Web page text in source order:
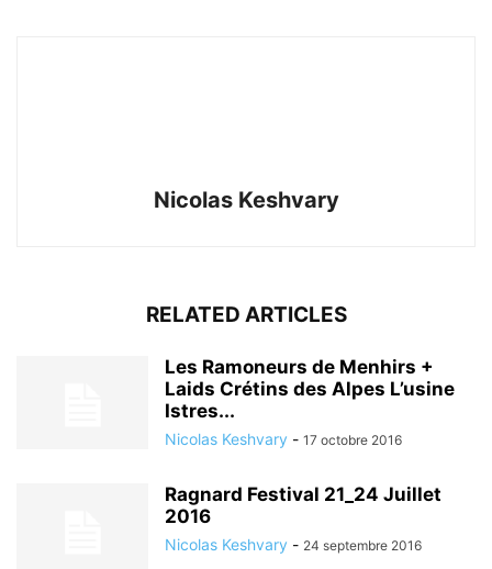
Nicolas Keshvary
RELATED ARTICLES
Les Ramoneurs de Menhirs +
Laids Crétins des Alpes L’usine
Istres...
Nicolas Keshvary - 17 octobre 2016
Ragnard Festival 21_24 Juillet
2016
Nicolas Keshvary - 24 septembre 2016